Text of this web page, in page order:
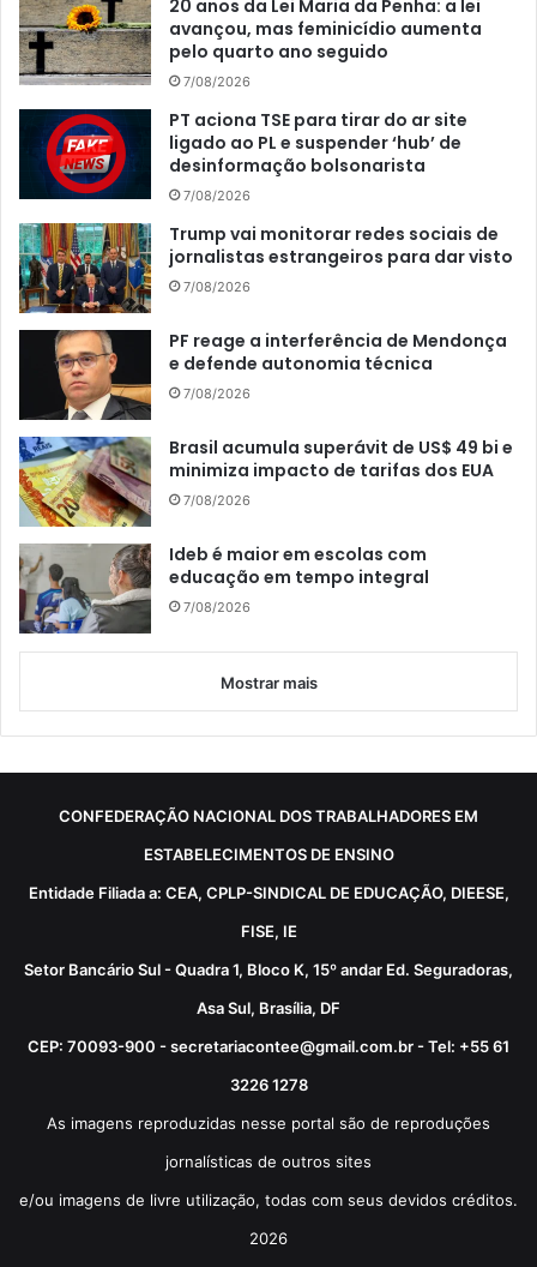
20 anos da Lei Maria da Penha: a lei
avançou, mas feminicídio aumenta
pelo quarto ano seguido
7/08/2026
PT aciona TSE para tirar do ar site
ligado ao PL e suspender ‘hub’ de
desinformação bolsonarista
7/08/2026
Trump vai monitorar redes sociais de
jornalistas estrangeiros para dar visto
7/08/2026
PF reage a interferência de Mendonça
e defende autonomia técnica
7/08/2026
Brasil acumula superávit de US$ 49 bi e
minimiza impacto de tarifas dos EUA
7/08/2026
Ideb é maior em escolas com
educação em tempo integral
7/08/2026
Mostrar mais
CONFEDERAÇÃO NACIONAL DOS TRABALHADORES EM
ESTABELECIMENTOS DE ENSINO
Entidade Filiada a: CEA, CPLP-SINDICAL DE EDUCAÇÃO, DIEESE,
FISE, IE
Setor Bancário Sul - Quadra 1, Bloco K, 15º andar Ed. Seguradoras,
Asa Sul, Brasília, DF
CEP: 70093-900 - secretariacontee@gmail.com.br - Tel: +55 61
3226 1278
As imagens reproduzidas nesse portal são de reproduções
jornalísticas de outros sites
e/ou imagens de livre utilização, todas com seus devidos créditos.
2026